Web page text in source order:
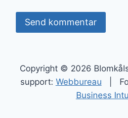
Copyright © 2026
support: Webbureau |
Business